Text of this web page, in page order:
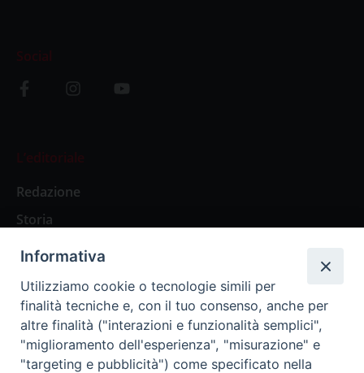
Social
L’editoriale
Redazione
Storia
Abbonamenti
Abbonamento Annuale Digitale
Abbonamento Annuale Cartaceo
Informativa
Utilizziamo cookie o tecnologie simili per
finalità tecniche e, con il tuo consenso, anche per
altre finalità ("interazioni e funzionalità semplici",
"miglioramento dell'esperienza", "misurazione" e
"targeting e pubblicità") come specificato nella